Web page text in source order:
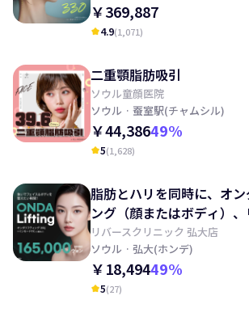
￥369,887
kid_star4.9(1,071)
二重顎脂肪吸引
ソウル童顔医院
ソウル · 蚕室駅(チャムシル)
￥44,38649%
kid_star5(1,628)
脂肪とハリを同時に、オン
ング（顔またはボディ）
リニック
リバースクリニック 弘大店
ソウル · 弘大(ホンデ)
￥18,49449%
kid_star5(27)